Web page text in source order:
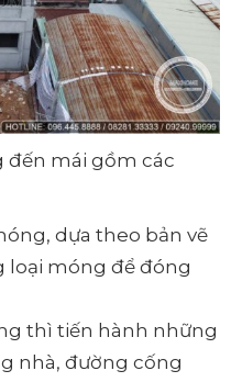
đến mái gồm các
dựa theo bản vẽ
loại móng để đóng
thì tiến hành những
nhà, đường cống